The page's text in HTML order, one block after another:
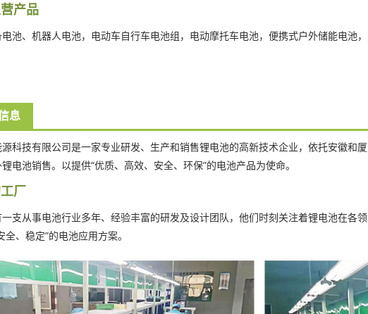
产品
池、机器人电池，电动车自行车电池组，电动摩托车电池，便携式户外储能电池
息
科技有限公司是一家专业研发、生产和销售锂电池的高新技术企业，依托安徽和
电池销售。以提供“优质、高效、安全、环保”的电池产品为使命。
厂
支从事电池行业多年、经验丰富的研发及设计团队，他们时刻关注着锂电池在各
全、稳定”的电池应用方案。